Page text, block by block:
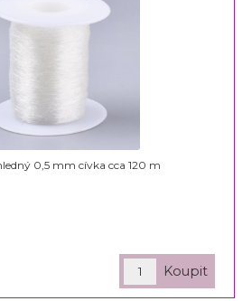
0,5 mm cívka cca 120 m